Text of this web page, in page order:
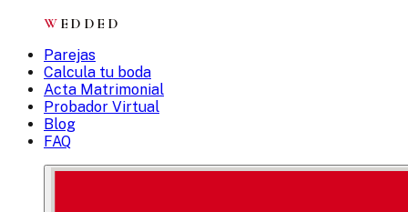
W EDDED
Parejas
Calcula tu boda
Acta Matrimonial
Probador Virtual
Blog
FAQ